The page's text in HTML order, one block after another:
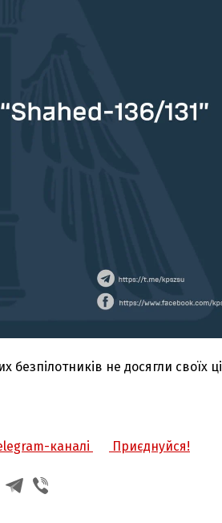
не досягли своїх
каналі Приєднуйся!